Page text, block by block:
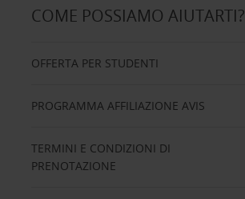
COME POSSIAMO AIUTARTI?
OFFERTA PER STUDENTI
PROGRAMMA AFFILIAZIONE AVIS
TERMINI E CONDIZIONI DI
PRENOTAZIONE